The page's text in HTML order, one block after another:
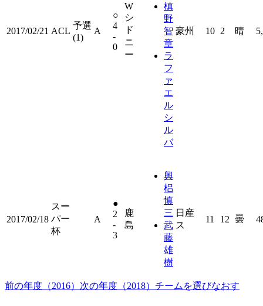
2017/02/21 ACL
予選
(1)
A
○
4
-
0
W
シ
ド
ニ
ー
槙
野
智
章
ラ
フ
ァ
エ
ル
シ
ル
バ
豪州 10 2 晴
2017/02/18
スー
パー
杯
A
●
2
-
3
鹿
島
興
梠
慎
三
武
藤
雄
樹
日産
ス
11 12 曇
前の年度（2016） 次の年度（2018） チームを選びなおす